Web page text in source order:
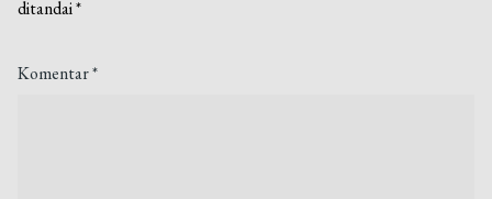
ditandai*
Komentar*